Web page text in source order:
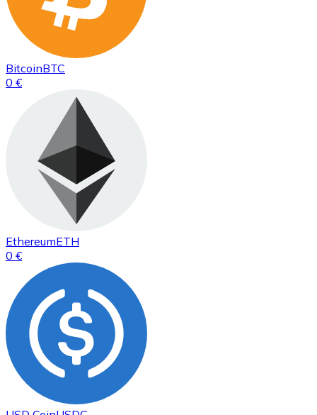
BitcoinBTC
0 €
EthereumETH
0 €